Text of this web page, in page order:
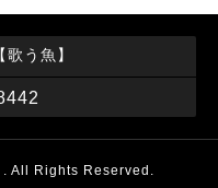
う魚】
. All Rights Reserved.